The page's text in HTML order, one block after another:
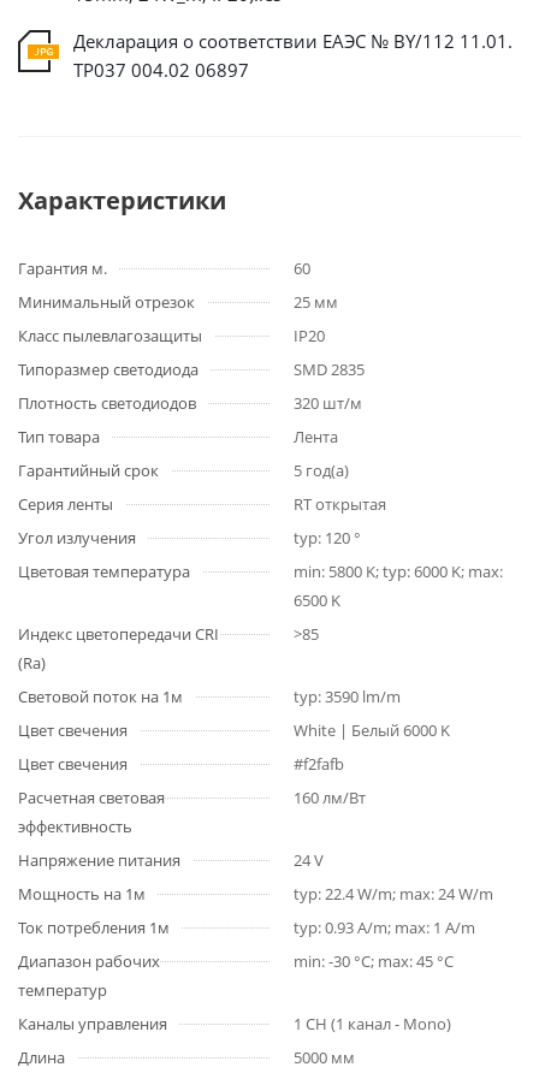
Декларация о соответствии ЕАЭС № BY/112 11.01.
ТР037 004.02 06897
Характеристики
Гарантия м.
60
Минимальный отрезок
25 мм
Класс пылевлагозащиты
IP20
Типоразмер светодиода
SMD 2835
Плотность светодиодов
320 шт/м
Тип товара
Лента
Гарантийный срок
5 год(а)
Серия ленты
RT открытая
Угол излучения
typ: 120 °
Цветовая температура
min: 5800 K; typ: 6000 K; max:
6500 K
Индекс цветопередачи CRI
(Ra)
>85
Световой поток на 1м
typ: 3590 lm/m
Цвет свечения
White | Белый 6000 K
Цвет свечения
#f2fafb
Расчетная световая
эффективность
160 лм/Вт
Напряжение питания
24 V
Мощность на 1м
typ: 22.4 W/m; max: 24 W/m
Ток потребления 1м
typ: 0.93 A/m; max: 1 A/m
Диапазон рабочих
температур
min: -30 °C; max: 45 °C
Каналы управления
1 CH (1 канал - Mono)
Длина
5000 мм